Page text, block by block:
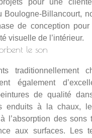
pour une
Boulogne-Billancourt,
de conception pour
visuelle de l’intérieur.
le son
traditionnellement
également
de qualité
enduits à la chaux,
l’absorption des sons
aux surfaces. Les